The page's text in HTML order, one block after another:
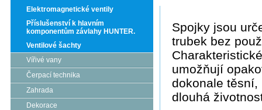
Spojky jsou
trubek bez
umožňují
dokonale
dlouhá
Elektromagnetické ventily
Příslušenství k hlavním
komponentům závlahy HUNTER.
Ventilové šachty
Vířivé vany
Čerpací technika
Zahrada
Dekorace